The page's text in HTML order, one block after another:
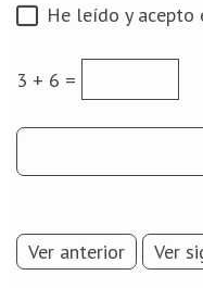
He leído y acepto
3 + 6 =
Ver anterior Ver